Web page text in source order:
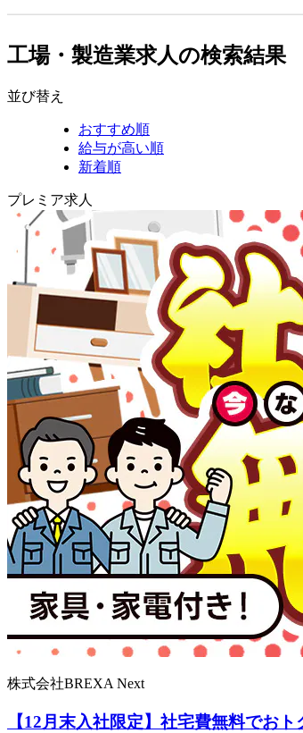
工場・製造業求人の検索結果
並び替え
おすすめ順
給与が高い順
新着順
プレミア求人
株式会社BREXA Next
【12月末入社限定】社宅費無料でお